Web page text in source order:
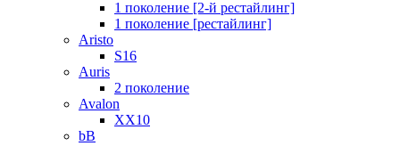
1 поколение [2-й рестайлинг]
1 поколение [рестайлинг]
Aristo
S16
Auris
2 поколение
Avalon
XX10
bB